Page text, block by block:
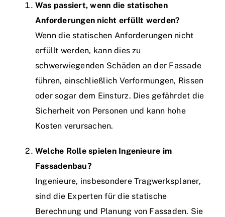
Was passiert, wenn die statischen
Anforderungen nicht erfüllt werden?
Wenn die statischen Anforderungen nicht
erfüllt werden, kann dies zu
schwerwiegenden Schäden an der Fassade
führen, einschließlich Verformungen, Rissen
oder sogar dem Einsturz. Dies gefährdet die
Sicherheit von Personen und kann hohe
Kosten verursachen.
Welche Rolle spielen Ingenieure im
Fassadenbau?
Ingenieure, insbesondere Tragwerksplaner,
sind die Experten für die statische
Berechnung und Planung von Fassaden. Sie